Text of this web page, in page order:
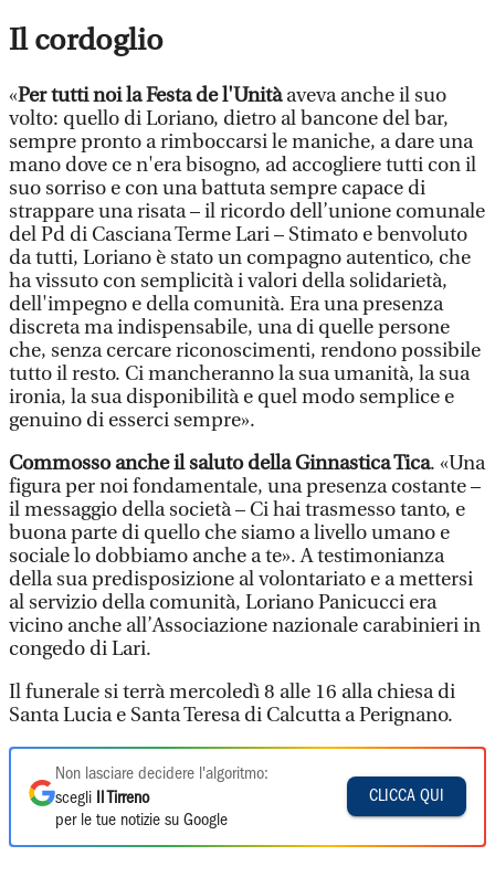
Il cordoglio
«Per tutti noi la Festa de l'Unitàaveva anche il suo
volto: quello di Loriano, dietro al bancone del bar,
sempre pronto a rimboccarsi le maniche, a dare una
mano dove ce n'era bisogno, ad accogliere tutti con il
suo sorriso e con una battuta sempre capace di
strappare una risata – il ricordo dell’unione comunale
del Pd di Casciana Terme Lari – Stimato e benvoluto
da tutti, Loriano è stato un compagno autentico, che
ha vissuto con semplicità i valori della solidarietà,
dell'impegno e della comunità. Era una presenza
discreta ma indispensabile, una di quelle persone
che, senza cercare riconoscimenti, rendono possibile
tutto il resto. Ci mancheranno la sua umanità, la sua
ironia, la sua disponibilità e quel modo semplice e
genuino di esserci sempre».
Commosso anche il saluto della Ginnastica Tica. «Una
figura per noi fondamentale, una presenza costante –
il messaggio della società – Ci hai trasmesso tanto, e
buona parte di quello che siamo a livello umano e
sociale lo dobbiamo anche a te». A testimonianza
della sua predisposizione al volontariato e a mettersi
al servizio della comunità, Loriano Panicucci era
vicino anche all’Associazione nazionale carabinieri in
congedo di Lari.
Il funerale si terrà mercoledì 8 alle 16 alla chiesa di
Santa Lucia e Santa Teresa di Calcutta a Perignano.
Non lasciare decidere l'algoritmo:
scegli
Il Tirreno
per le tue notizie su Google
CLICCA QUI